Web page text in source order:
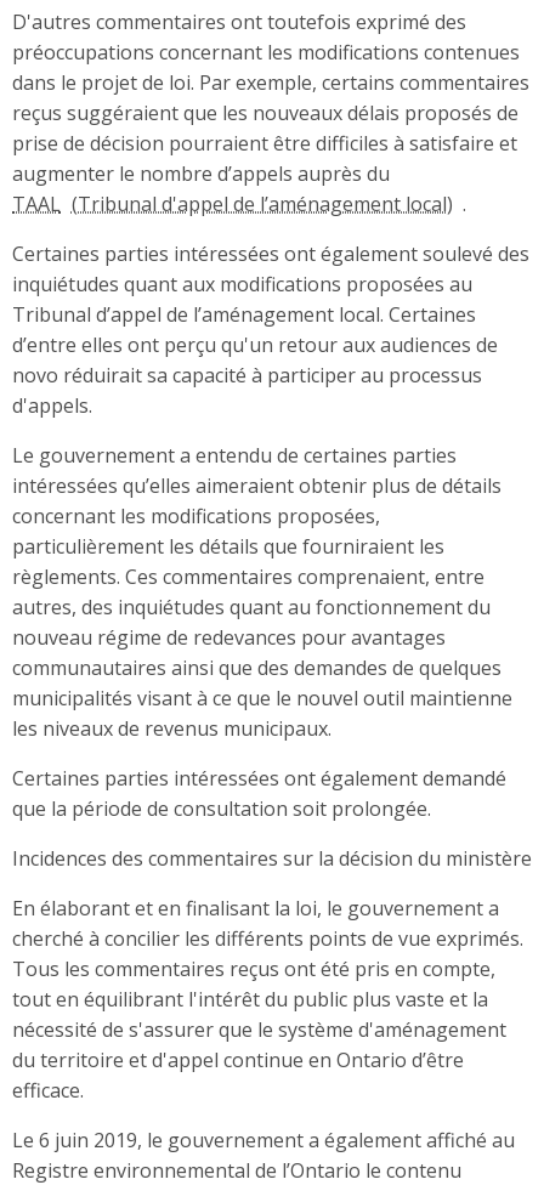
D'autres commentaires ont toutefois exprimé des
préoccupations concernant les modifications contenues
dans le projet de loi. Par exemple, certains commentaires
reçus suggéraient que les nouveaux délais proposés de
prise de décision pourraient être difficiles à satisfaire et
augmenter le nombre d’appels auprès du
TAAL
.
Certaines parties intéressées ont également soulevé des
inquiétudes quant aux modifications proposées au
Tribunal d’appel de l’aménagement local. Certaines
d’entre elles ont perçu qu'un retour aux audiences de
novo réduirait sa capacité à participer au processus
d'appels.
Le gouvernement a entendu de certaines parties
intéressées qu’elles aimeraient obtenir plus de détails
concernant les modifications proposées,
particulièrement les détails que fourniraient les
règlements. Ces commentaires comprenaient, entre
autres, des inquiétudes quant au fonctionnement du
nouveau régime de redevances pour avantages
communautaires ainsi que des demandes de quelques
municipalités visant à ce que le nouvel outil maintienne
les niveaux de revenus municipaux.
Certaines parties intéressées ont également demandé
que la période de consultation soit prolongée.
Incidences des commentaires sur la décision du ministère
En élaborant et en finalisant la loi, le gouvernement a
cherché à concilier les différents points de vue exprimés.
Tous les commentaires reçus ont été pris en compte,
tout en équilibrant l'intérêt du public plus vaste et la
nécessité de s'assurer que le système d'aménagement
du territoire et d'appel continue en Ontario d’être
efficace.
Le 6 juin 2019, le gouvernement a également affiché au
Registre environnemental de l’Ontario le contenu